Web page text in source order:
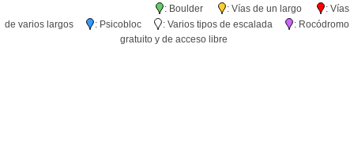
: Boulder : Vías de un largo
: Vías
de varios largos
: Psicobloc : Varios tipos de escalada
: Rocódromo
gratuito y de acceso libre